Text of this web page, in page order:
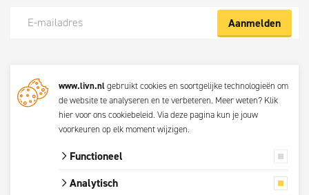
Aanmelden
De beste klustips en aanbiedingen maandelijks in jouw mailbox? Schrijf
je dan nu in voor de Livn nieuwsbrief. Bij inschrijving ga je akkoord met
privacyverklaring.
Alle prijzen zijn
www.livn.nlgebruikt cookies en soortgelijke technologieën om
de website te analyseren en te verbeteren. Meer weten? Klik
hier voor ons cookiebeleid. Viadeze pagina kun je jouw
voorkeuren op elk moment wijzigen.
Functioneel
Analytisch